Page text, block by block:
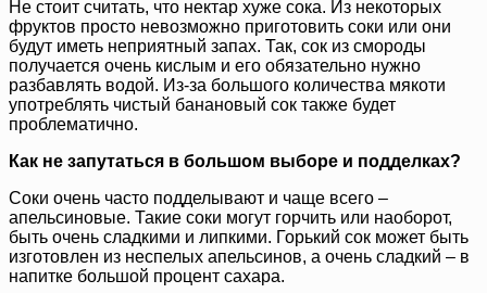
Не стоит считать, что нектар хуже сока. Из некоторых
фруктов просто невозможно приготовить соки или они
будут иметь неприятный запах. Так, сок из смороды
получается очень кислым и его обязательно нужно
разбавлять водой. Из-за большого количества мякоти
употреблять чистый банановый сок также будет
проблематично.
Как не запутаться в большом выборе и подделках?
Соки очень часто подделывают и чаще всего –
апельсиновые. Такие соки могут горчить или наоборот,
быть очень сладкими и липкими. Горький сок может быть
изготовлен из неспелых апельсинов, а очень сладкий – в
напитке большой процент сахара.